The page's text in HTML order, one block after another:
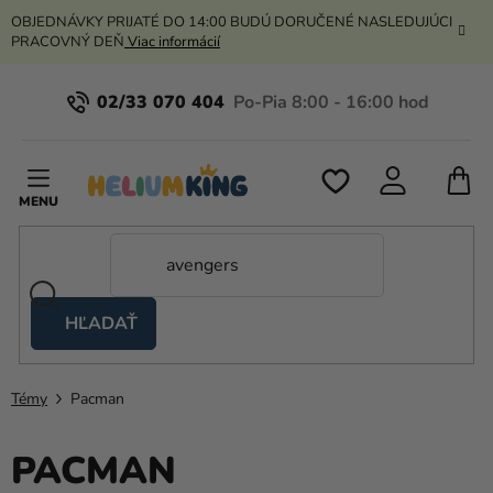
Prejsť
na
OBJEDNÁVKY PRIJATÉ DO 14:00 BUDÚ DORUČENÉ NASLEDUJÚCI
PRACOVNÝ DEŇ Viac informácií
02/33 070 404
HĽADAŤ
stany
Kanekalon
Hélium
a
Témy Pacman
PACMAN